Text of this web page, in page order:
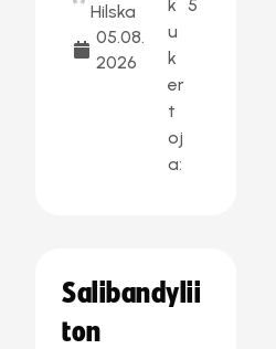
Hilska
05.08.
2026
k
u
k
er
t
oj
a:
5
Salibandylii
ton